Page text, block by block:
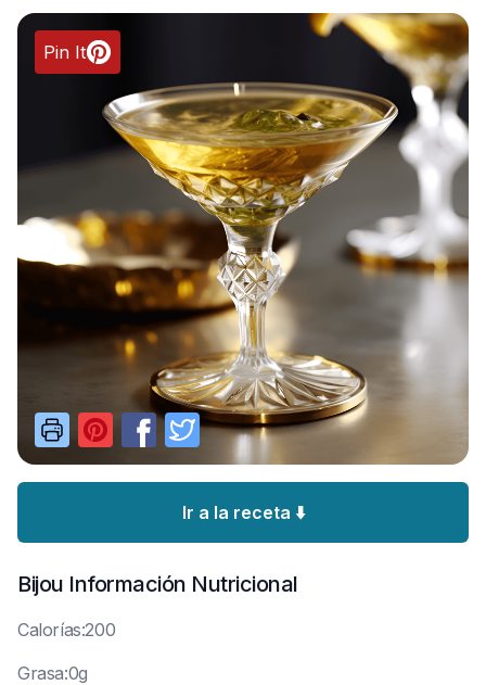
Pin It
Ir a la receta ⬇️
Bijou Información Nutricional
Calorías:200
Grasa:0g